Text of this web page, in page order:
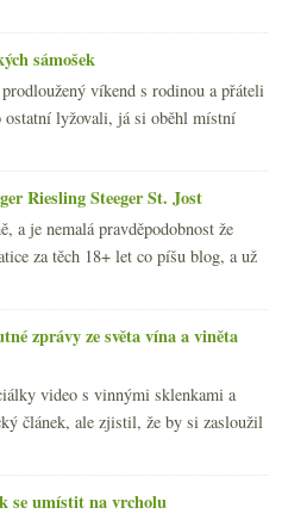
sámošek
víkend s rodinou a přáteli
lyžovali, já si oběhl místní
Riesling Steeger St. Jost
a je nemalá pravděpodobnost že
za těch 18+ let co píšu blog, a už
zprávy ze světa vína a viněta
video s vinnými sklenkami a
článek, ale zjistil, že by si zasloužil
se umístit na vrcholu